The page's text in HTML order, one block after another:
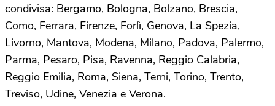
condivisa: Bergamo, Bologna, Bolzano, Brescia,
Como, Ferrara, Firenze, Forlì, Genova, La Spezia,
Livorno, Mantova, Modena, Milano, Padova, Palermo,
Parma, Pesaro, Pisa, Ravenna, Reggio Calabria,
Reggio Emilia, Roma, Siena, Terni, Torino, Trento,
Treviso, Udine, Venezia e Verona.